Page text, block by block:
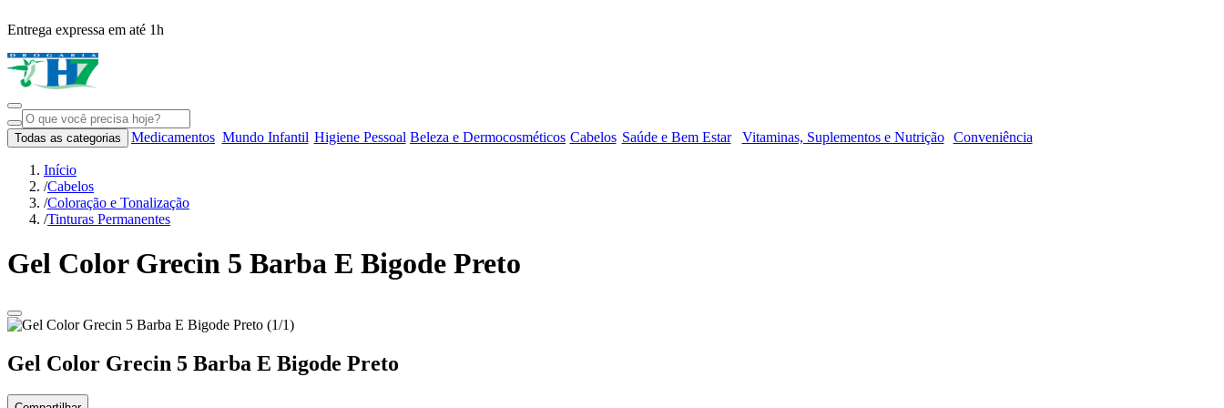
Entrega expressa em até 1h
Todas as categorias Medicamentos Mundo Infantil Higiene Pessoal Beleza e Dermocosméticos Cabelos Saúde e Bem Estar Vitaminas, Suplementos e Nutrição Conveniência
Início
/Cabelos
/Coloração e Tonalização
/Tinturas Permanentes
Gel Color Grecin 5 Barba E Bigode Preto
Gel Color Grecin 5 Barba E Bigode Preto